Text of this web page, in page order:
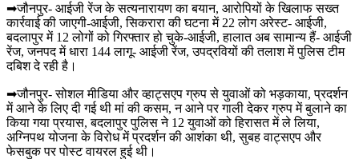
➡जौनपुर- आईजी रेंज के सत्यनारायण का बयान, आरोपियों के खिलाफ सख्त
कार्रवाई की जाएगी-आईजी, सिकरारा की घटना में 22 लोग अरेस्ट- आईजी,
बदलापुर में 12 लोगों को गिरफ्तार हो चुके-आईजी, हालात अब सामान्य हैं- आईजी
रेंज, जनपद में धारा 144 लागू- आईजी रेंज, उपद्रवियों की तलाश में पुलिस टीम
दबिश दे रही है।
➡जौनपुर- सोशल मीडिया और व्हाट्सएप ग्रुप से युवाओं को भड़काया, प्रदर्शन
में आने के लिए दी गई थी मां की कसम, न आने पर गाली देकर ग्रुप में बुलाने का
किया गया प्रयास, बदलापुर पुलिस ने 12 युवाओं को हिरासत में ले लिया,
अग्निपथ योजना के विरोध में प्रदर्शन की आशंका थी, सुबह वाट्सएप और
फेसबुक पर पोस्ट वायरल हुई थी।